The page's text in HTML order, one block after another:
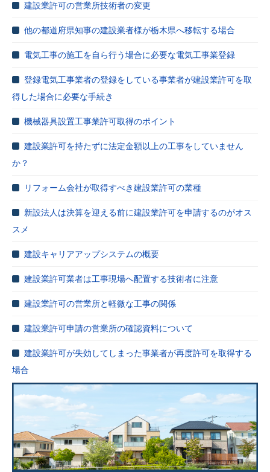
建設業許可の営業所技術者の変更
他の都道府県知事の建設業者様が栃木県へ移転する場合
電気工事の施工を自ら行う場合に必要な電気工事業登録
登録電気工事業者の登録をしている事業者が建設業許可を取
得した場合に必要な手続き
機械器具設置工事業許可取得のポイント
建設業許可を持たずに法定金額以上の工事をしていません
か？
リフォーム会社が取得すべき建設業許可の業種
新設法人は決算を迎える前に建設業許可を申請するのがオス
スメ
建設キャリアアップシステムの概要
建設業許可業者は工事現場へ配置する技術者に注意
建設業許可の営業所と軽微な工事の関係
建設業許可申請の営業所の確認資料について
建設業許可が失効してしまった事業者が再度許可を取得する
場合